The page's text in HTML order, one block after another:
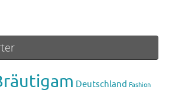
Deutschland Fashion